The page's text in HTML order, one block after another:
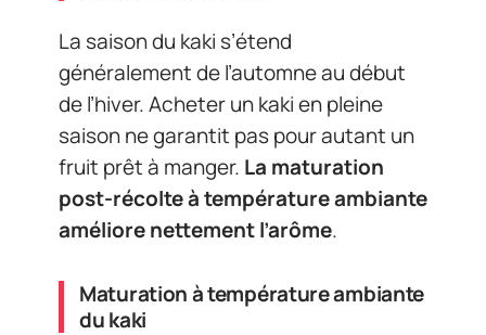
La saison du kaki s’étend
généralement de l’automne au début
de l’hiver. Acheter un kaki en pleine
saison ne garantit pas pour autant un
fruit prêt à manger. La maturation
post-récolte à température ambiante
améliore nettement l’arôme.
Maturation à température ambiante
du kaki